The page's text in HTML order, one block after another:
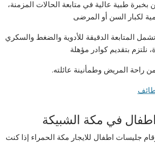
بخبرة طبية عالية في متابعة الحالات المزمنة،
لكبار السن أو المرضى
المتابعة الدقيقة للأدوية والضغط والسكري
نلتزم بتقديم كوادر مؤهلة
راحة المريض وطمأنينة عائلته.
في مكة الشبيكة
جليسات اطفال للايجار مكة الحمراء إذا كنت